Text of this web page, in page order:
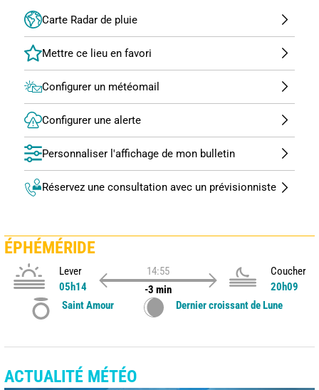
Carte Radar de pluie
Configurer un météomail
Configurer une alerte
Personnaliser l'affichage de mon bulletin
Réservez une consultation avec un prévisionniste
ÉPHÉMÉRIDE
Lever
05h14
14:55
-3 min
Coucher
20h09
Saint Amour
Dernier croissant de Lune
ACTUALITÉ MÉTÉO